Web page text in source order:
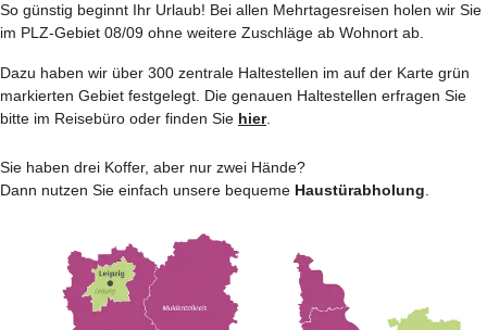
So günstig beginnt Ihr Urlaub! Bei allen Mehrtages­reisen holen wir Sie
im PLZ-Gebiet 08/09 ohne weitere Zuschläge ab Wohnort ab.
Dazu haben wir über 300 zentrale Haltestellen im auf der Karte grün
markierten Gebiet festgelegt. Die genauen Haltestellen erfragen Sie
bitte im Reisebüro oder finden Sie hier.
Sie haben drei Koffer, aber nur zwei Hände?
Dann nutzen Sie einfach unsere bequeme Haustürabholung.